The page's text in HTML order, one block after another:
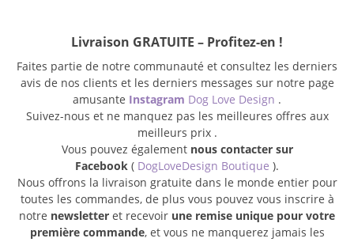
Livraison GRATUITE – Profitez-en !
Faites partie de notre communauté et consultez les derniers
avis de nos clients et les derniers messages sur notre page
amusante Instagram Dog Love Design .
Suivez-nous et ne manquez pas les meilleures offres aux
meilleurs prix .
Vous pouvez également nous contacter sur
Facebook ( DogLoveDesign Boutique ).
Nous offrons la livraison gratuite dans le monde entier pour
toutes les commandes, de plus vous pouvez vous inscrire à
notre newsletter et recevoir une remise unique pour votre
première commande, et vous ne manquerez jamais les